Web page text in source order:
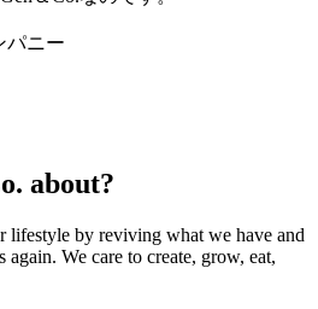
パニー
about?
lifestyle by reviving what we have and
We care to create, grow, eat,